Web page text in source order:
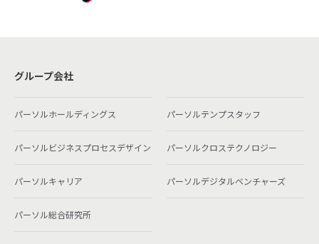
グループ会社
パーソルホールディングス パーソルテンプスタッフ
パーソルビジネスプロセスデザイン パーソルクロステクノロジー
パーソルキャリア パーソルデジタルベンチャーズ
パーソル総合研究所